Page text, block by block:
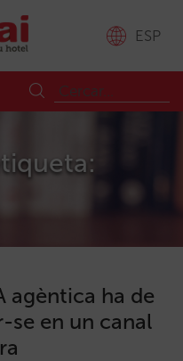
ESP
agèntica ha de
se en un canal